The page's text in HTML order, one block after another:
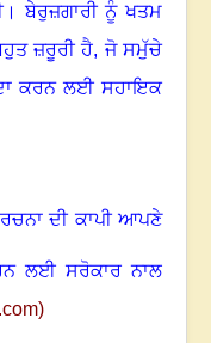
ਬੇਰੁਜ਼ਗਾਰੀ ਨੂੰ ਖਤਮ
ਜ਼ਰੂਰੀ ਹੈ,ਜੋ ਸਮੁੱਚੇ
ਕਰਨ ਲਈ ਸਹਾਇਕ
ਦੀ ਕਾਪੀ ਆਪਣੇ
ਲਈ ਸਰੋਕਾਰ ਨਾਲ
om)